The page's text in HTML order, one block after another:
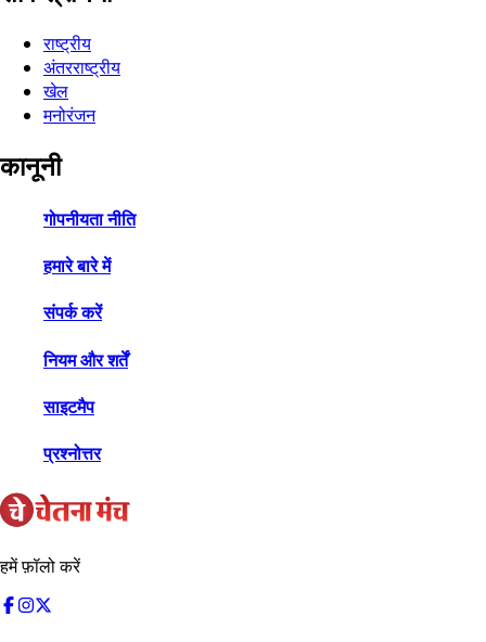
राष्ट्रीय
अंतरराष्ट्रीय
खेल
मनोरंजन
कानूनी
गोपनीयता नीति
हमारे बारे में
संपर्क करें
नियम और शर्तें
साइटमैप
प्रश्नोत्तर
हमें फ़ॉलो करें